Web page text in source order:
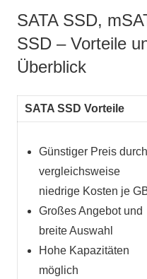
SATA SSD,
SSD – Vorteile
Überblick
SATA SSD Vorteile
Günstiger Preis durch
vergleichsweise
niedrige Kosten je
Großes Angebot und
breite Auswahl
Hohe Kapazitäten
möglich